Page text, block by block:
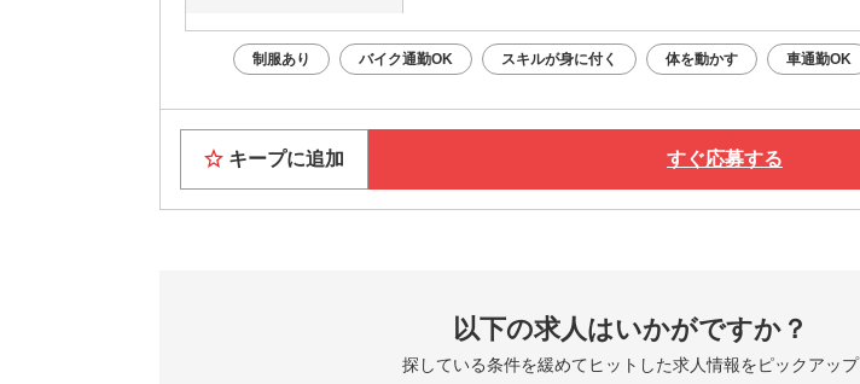
制服あり バイク通勤OK スキルが身に付く 体を動かす 車通勤OK
キープに追加 すぐ応募する
以下の求人はいかがですか？
探している条件を緩めてヒットした求人情報をピックアップ